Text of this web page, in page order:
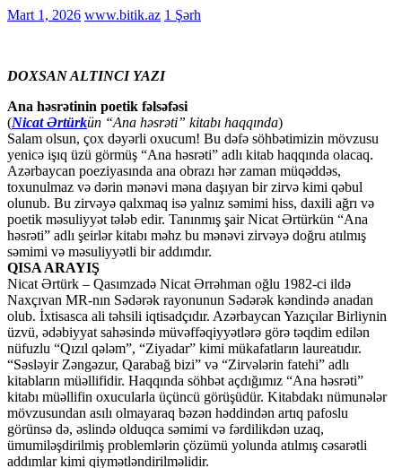
Mart 1, 2026 www.bitik.az 1 Şərh
DOXSAN ALTINCI YAZI
Ana həsrətinin poetik fəlsəfəsi
(Nicat Ərtürkün “Ana həsrəti” kitabı haqqında)
Salam olsun, çox dəyərli oxucum! Bu dəfə söhbətimizin mövzusu
yenicə işıq üzü görmüş “Ana həsrəti” adlı kitab haqqında olacaq.
Azərbaycan poeziyasında ana obrazı hər zaman müqəddəs,
toxunulmaz və dərin mənəvi məna daşıyan bir zirvə kimi qəbul
olunub. Bu zirvəyə qalxmaq isə yalnız səmimi hiss, daxili ağrı və
poetik məsuliyyət tələb edir. Tanınmış şair Nicat Ərtürkün “Ana
həsrəti” adlı şeirlər kitabı məhz bu mənəvi zirvəyə doğru atılmış
səmimi və məsuliyyətli bir addımdır.
QISA ARAYIŞ
Nicat Ərtürk – Qasımzadə Nicat Ərrəhman oğlu 1982-ci ildə
Naxçıvan MR-nın Sədərək rayonunun Sədərək kəndində anadan
olub. İxtisasca ali təhsili iqtisadçıdır. Azərbaycan Yazıçılar Birliynin
üzvü, ədəbiyyat sahəsində müvəffəqiyyətlərə görə təqdim edilən
nüfuzlu “Qızıl qələm”, “Ziyadar” kimi mükafatların laureatıdır.
“Səsləyir Zəngəzur, Qarabağ bizi” və “Zirvələrin fatehi” adlı
kitabların müəllifidir. Haqqında söhbət açdığımız “Ana həsrəti”
kitabı müəllifin oxucularla üçüncü görüşüdür. Kitabdakı nümunələr
mövzusundan asılı olmayaraq bəzən həddindən artıq pafoslu
görünsə də, əslində olduqca səmimi və fərdilikdən uzaq,
ümumiləşdirilmiş problemlərin çözümü yolunda atılmış cəsarətli
addımlar kimi qiymətləndirilməlidir.